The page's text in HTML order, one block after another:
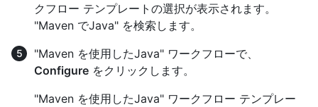
クフロー テンプレートの選択が表示されます。
"Maven でJava" を検索します。
"Maven を使用したJava" ワークフローで、
Configure をクリックします。
"Maven を使用したJava" ワークフロー テンプレー